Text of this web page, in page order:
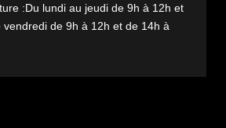
:Du lundi au jeudi de 9h à 12h et
de 9h à 12h et de 14h à